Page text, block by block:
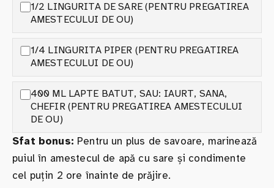
1/2 LINGURITA DE SARE (PENTRU PREGATIREA
AMESTECULUI DE OU)
1/4 LINGURITA PIPER (PENTRU PREGATIREA
AMESTECULUI DE OU)
400 ML LAPTE BATUT, SAU: IAURT, SANA,
CHEFIR (PENTRU PREGATIREA AMESTECULUI
DE OU)
Sfat bonus: Pentru un plus de savoare, marinează
puiul în amestecul de apă cu sare și condimente
cel puțin 2 ore înainte de prăjire.